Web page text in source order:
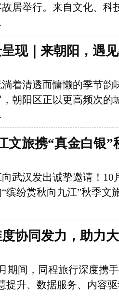
居举行。来自文化、科
现｜来朝阳，遇
着清透而慵懒的季节韵
朝阳区正以更高频次的
文旅携“真金白银”
武汉发出诚挚邀请！10
缤纷赏秋向九江”秋季文
协同发力，助力
期间，同程旅行深度携
提升、数据服务、内容